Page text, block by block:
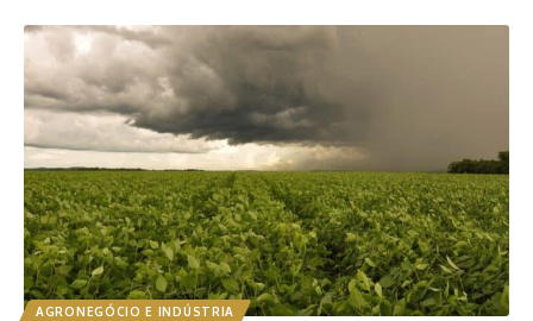
AGRONEGÓCIO E INDÚSTRIA